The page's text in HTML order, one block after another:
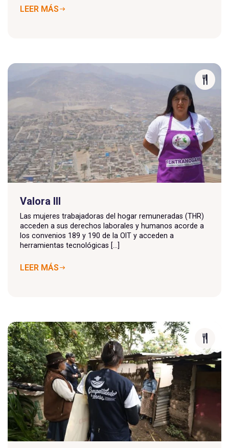
LEER MÁS
Valora III
Las mujeres trabajadoras del hogar remuneradas (THR)
acceden a sus derechos laborales y humanos acorde a
los convenios 189 y 190 de la OIT y acceden a
herramientas tecnológicas [...]
LEER MÁS